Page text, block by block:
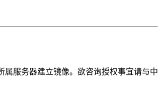
服务器建立镜像。欲咨询授权事宜请与中